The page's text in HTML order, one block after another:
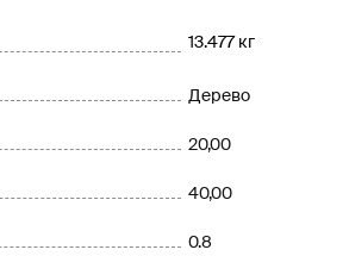
13.477 кг
Дерево
20,00
40,00
0.8